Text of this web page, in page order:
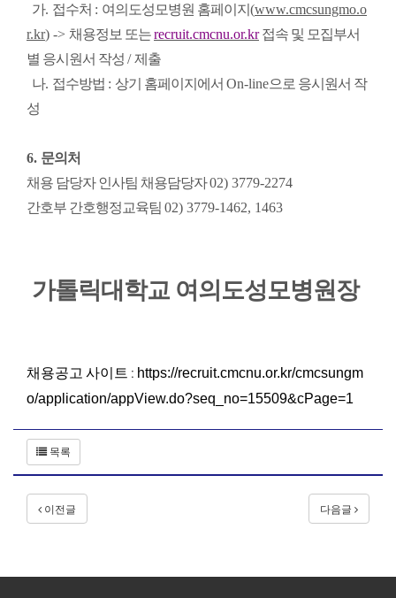
가. 접수처 : 여의도성모병원 홈페이지 (www.cmcsungmo.o
r.kr) -> 채용정보 또는recruit.cmcnu.or.kr 접속 및 모집부서
별 응시원서 작성 /제출
나. 접수방법 : 상기 홈페이지에서 On-line으로 응시원서 작
성
6. 문의처
채용 담당자 인사팀 채용담당자02) 3779-2274
간호부 간호행정교육팀 02) 3779-1462, 1463
가톨릭대학교 여의도성모병원장
채용공고 사이트 : https://recruit.cmcnu.or.kr/cmcsungm
o/application/appView.do?seq_no=15509&cPage=1
목록
이전글 다음글